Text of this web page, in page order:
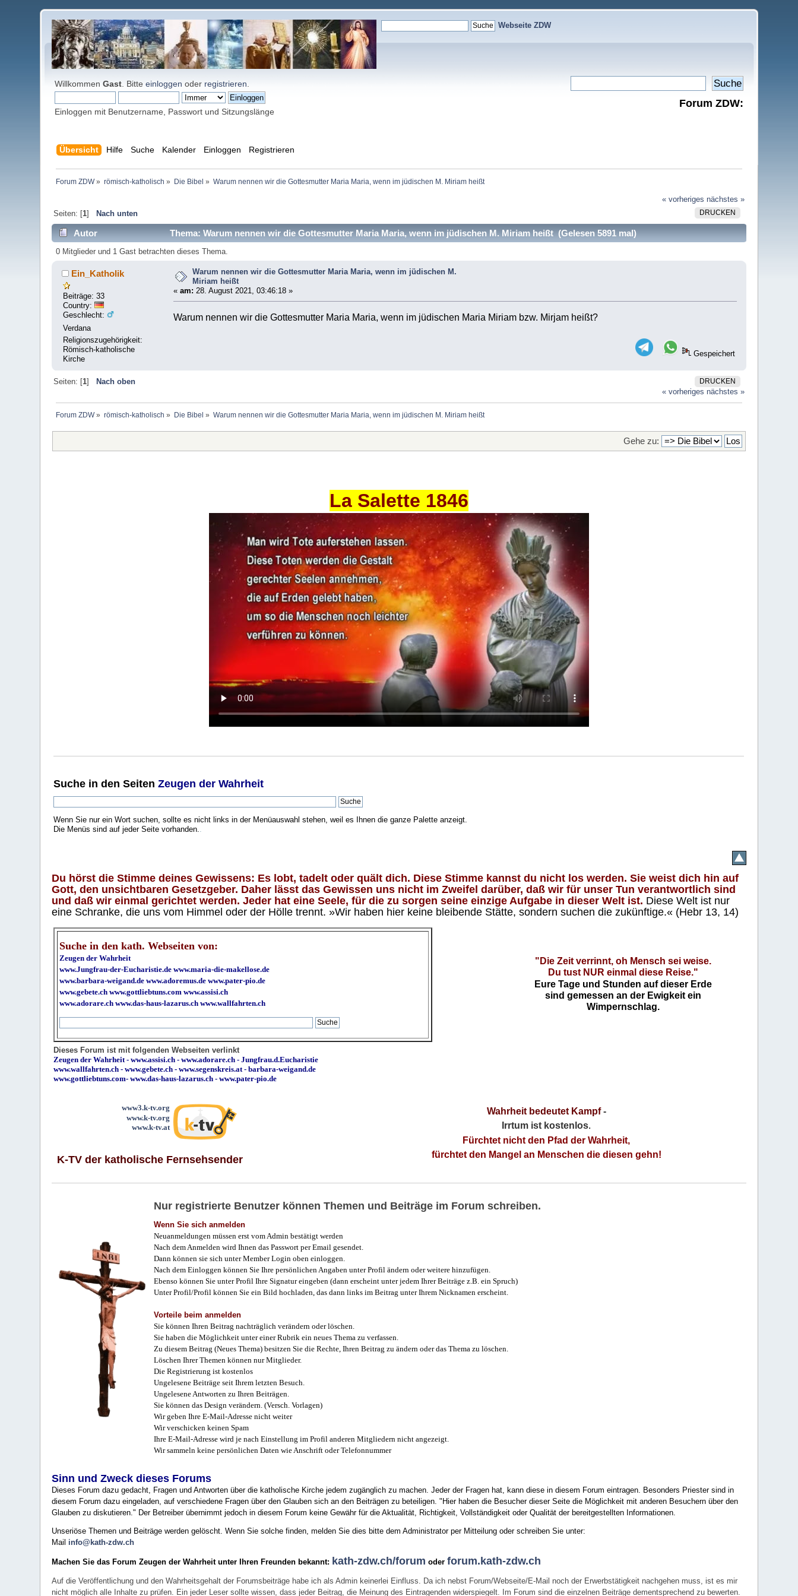
Webseite ZDW
WillkommenGast . Bitteeinloggen oder registrieren
Einloggen mit Benutzername, Passwort und Sitzungslänge
Forum ZDW:
Übersicht Hilfe Suche Kalender Einloggen Registrieren
Forum ZDW» römisch-katholisch » Die Bibel » Warum nennen wir die Gottesmutter Maria Maria, wenn im jüdischen M. Miriam heißt
« vorheriges nächstes »
DRUCKEN
Seiten: [1] Nach unten
Autor Thema: Warum nennen wir die Gottesmutter Maria Maria, wenn im jüdischen M. Miriam heißt (Gelesen 5891 mal)
0 Mitglieder und 1 Gast betrachten dieses Thema.
Ein_Katholik
Beiträge: 33
Country:
Geschlecht:
Verdana
Religionszugehörigkeit:
Römisch-katholische
Kirche
Warum nennen wir die Gottesmutter Maria Maria, wenn im jüdischen M.
Miriam heißt
« am: 28. August 2021, 03:46:18 »
Warum nennen wir die Gottesmutter Maria Maria, wenn im jüdischen Maria Miriam bzw. Mirjam heißt?
Gespeichert
DRUCKEN
Seiten: [1]
Nach oben
« vorheriges nächstes »
Forum ZDW» römisch-katholisch » Die Bibel » Warum nennen wir die Gottesmutter Maria Maria, wenn im jüdischen M. Miriam heißt
Gehe zu:
La Salette 1846
Suche in den SeitenZeugen der Wahrheit
Wenn Sie nur ein Wort suchen, sollte es nicht links in der Menüauswahl stehen, weil es Ihnen die ganze Palette anzeigt.
Die Menüs sind auf jeder Seite vorhanden.
Du hörst die Stimme deines Gewissens: Es lobt, tadelt oder quält dich. Diese Stimme kannst du nicht los werden. Sie weist dich hin auf
Gott, den unsichtbaren Gesetzgeber. Daher lässt das Gewissen uns nicht im Zweifel darüber, daß wir für unser Tun verantwortlich sind
und daß wir einmal gerichtet werden. Jeder hat eine Seele, für die zu sorgen seine einzige Aufgabe in dieser Welt ist. Diese Welt ist nur
eine Schranke, die uns vom Himmel oder der Hölle trennt. »Wir haben hier keine bleibende Stätte, sondern suchen die zukünftige.« (Hebr 13, 14)
Suche in den kath. Webseiten von:
Zeugen der Wahrheit
www.Jungfrau-der-Eucharistie.de www.maria-die-makellose.de
www.barbara-weigand.de www.adoremus.de www.pater-pio.de
www.gebete.ch www.gottliebtuns.com www.assisi.ch
www.adorare.ch www.das-haus-lazarus.ch www.wallfahrten.ch
"Die Zeit verrinnt, oh Mensch sei weise.
Du tust NUR einmal diese Reise."
Eure Tage und Stunden auf dieser Erde
sind gemessen an der Ewigkeit ein
Wimpernschlag.
Dieses Forum ist mit folgenden Webseiten verlinkt
Zeugen der Wahrheit -www.assisi.ch -www.adorare.ch -Jungfrau.d.Eucharistie
www.wallfahrten.ch -www.gebete.ch -www.segenskreis.at -barbara-weigand.de
www.gottliebtuns.com-www.das-haus-lazarus.ch - www.pater-pio.de
www3.k-tv.org
www.k-tv.org
www.k-tv.at
K-TV der katholische Fernsehsender
Wahrheit bedeutet Kampf-
Irrtum ist kostenlos.
Fürchtet nicht den Pfad der Wahrheit,
fürchtet den Mangel an Menschen die diesen gehn!
Nur registrierte Benutzer können Themen und Beiträge im Forum schreiben.
Wenn Sie sich anmelden
Neuanmeldungen müssen erst vom Admin bestätigt werden
Nach dem Anmelden wird Ihnen das Passwort per Email gesendet.
Dann können sie sich unter Member Login oben einloggen.
Nach dem Einloggen können Sie Ihre persönlichen Angaben unter Profil ändern oder weitere hinzufügen.
Ebenso können Sie unter Profil Ihre Signatur eingeben (dann erscheint unter jedem Ihrer Beiträge z.B. ein Spruch)
Unter Profil/Profil können Sie ein Bild hochladen, das dann links im Beitrag unter Ihrem Nicknamen erscheint.
Vorteile beim anmelden
Sie können Ihren Beitrag nachträglich verändern oder löschen.
Sie haben die Möglichkeit unter einer Rubrik ein neues Thema zu verfassen.
Zu diesem Beitrag (Neues Thema) besitzen Sie die Rechte, Ihren Beitrag zu ändern oder das Thema zu löschen.
Löschen Ihrer Themen können nur Mitglieder.
Die Registrierung ist kostenlos
Ungelesene Beiträge seit Ihrem letzten Besuch.
Ungelesene Antworten zu Ihren Beiträgen.
Sie können das Design verändern. (Versch. Vorlagen)
Wir geben Ihre E-Mail-Adresse nicht weiter
Wir verschicken keinen Spam
Ihre E-Mail-Adresse wird je nach Einstellung im Profil anderen Mitgliedern nicht angezeigt.
Wir sammeln keine persönlichen Daten wie Anschrift oder Telefonnummer
Sinn und Zweck dieses Forums
Dieses Forum dazu gedacht, Fragen und Antworten über die katholische Kirche jedem zugänglich zu machen. Jeder der Fragen hat, kann diese in diesem Forum eintragen. Besonders Priester sind in
diesem Forum dazu eingeladen, auf verschiedene Fragen über den Glauben sich an den Beiträgen zu beteiligen. "Hier haben die Besucher dieser Seite die Möglichkeit mit anderen Besuchern über den
Glauben zu diskutieren." Der Betreiber übernimmt jedoch in diesem Forum keine Gewähr für die Aktualität, Richtigkeit, Vollständigkeit oder Qualität der bereitgestellten Informationen.
Unseriöse Themen und Beiträge werden gelöscht. Wenn Sie solche finden, melden Sie dies bitte dem Administrator per Mitteilung oder schreiben Sie unter:
Mail info@kath-zdw.ch
Machen Sie das Forum Zeugen der Wahrheit unter Ihren Freunden bekannt: kath-zdw.ch/forum oderforum.kath-zdw.ch
Auf die Veröffentlichung und den Wahrheitsgehalt der Forumsbeiträge habe ich als Admin keinerlei Einfluss. Da ich nebst Forum/Webseite/E-Mail noch der Erwerbstätigkeit nachgehen muss, ist es mir
nicht möglich alle Inhalte zu prüfen. Ein jeder Leser sollte wissen, dass jeder Beitrag, die Meinung des Eintragenden widerspiegelt. Im Forum sind die einzelnen Beiträge dementsprechend zu bewerten.